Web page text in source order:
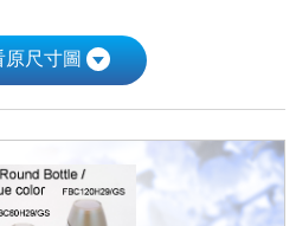
原尺寸圖